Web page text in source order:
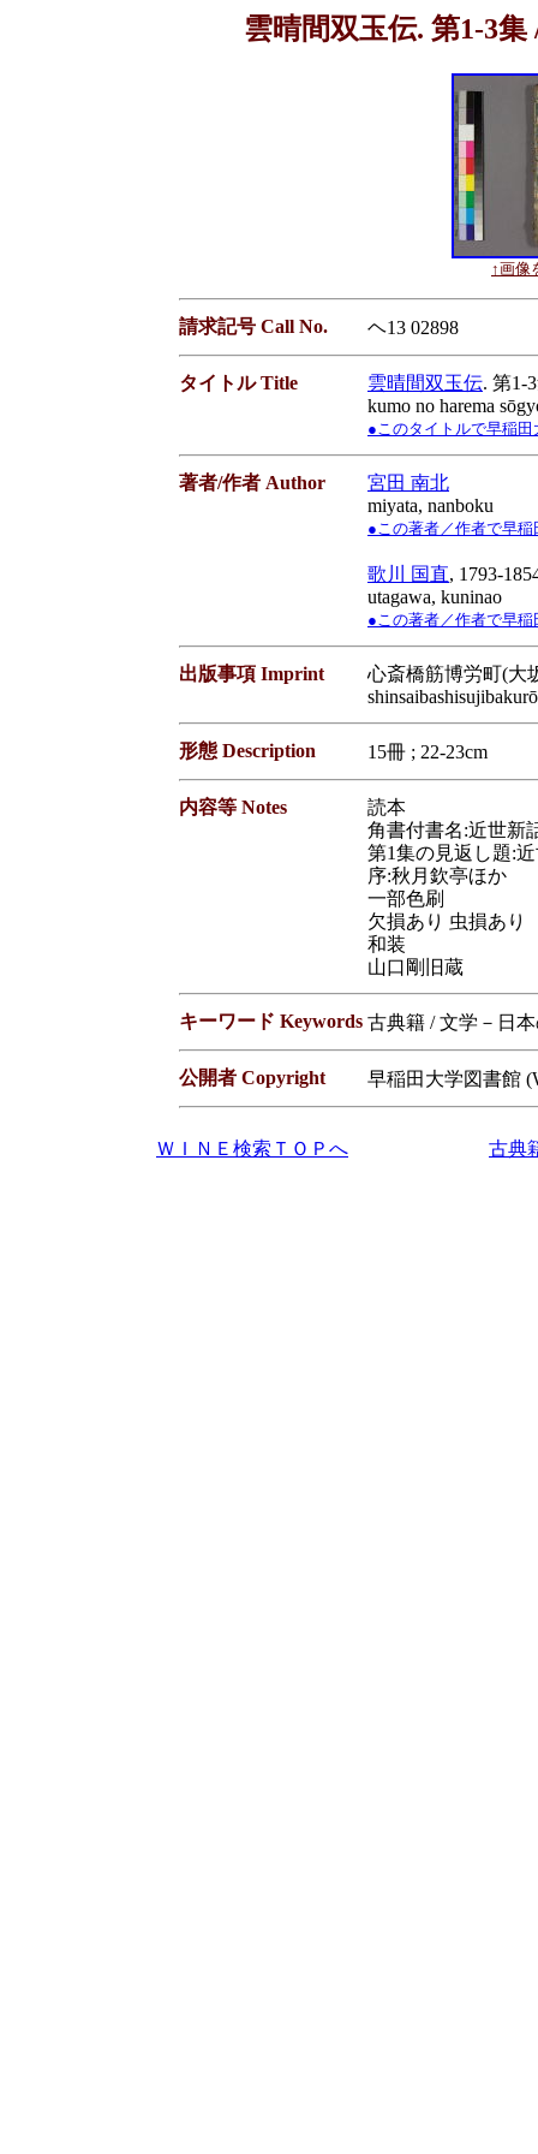
雲晴間双玉伝. 第1-3
↑画像
請求記号 Call No. ヘ13 02898
タイトル Title 雲晴間双玉伝. 第1-
kumo no harema
●このタイトルで早稲田
著者/作者 Author
宮田 南北
miyata, nanboku
●この著者／作者で早稲
歌川 国直, 1793-
utagawa, kuninao
●この著者／作者で早稲
出版事項 Imprint
心斎橋筋博労町(大
形態 Description 15冊 ; 22-23cm
内容等 Notes
読本
角書付書名:近世新
第1集の見返し題:
序:秋月欽亭ほか
一部色刷
欠損あり 虫損あり
和装
山口剛旧蔵
キーワード Keywords 古典籍 / 文学－日
公開者 Copyright 早稲田大学図書館
ＷＩＮＥ検索ＴＯＰへ 古典